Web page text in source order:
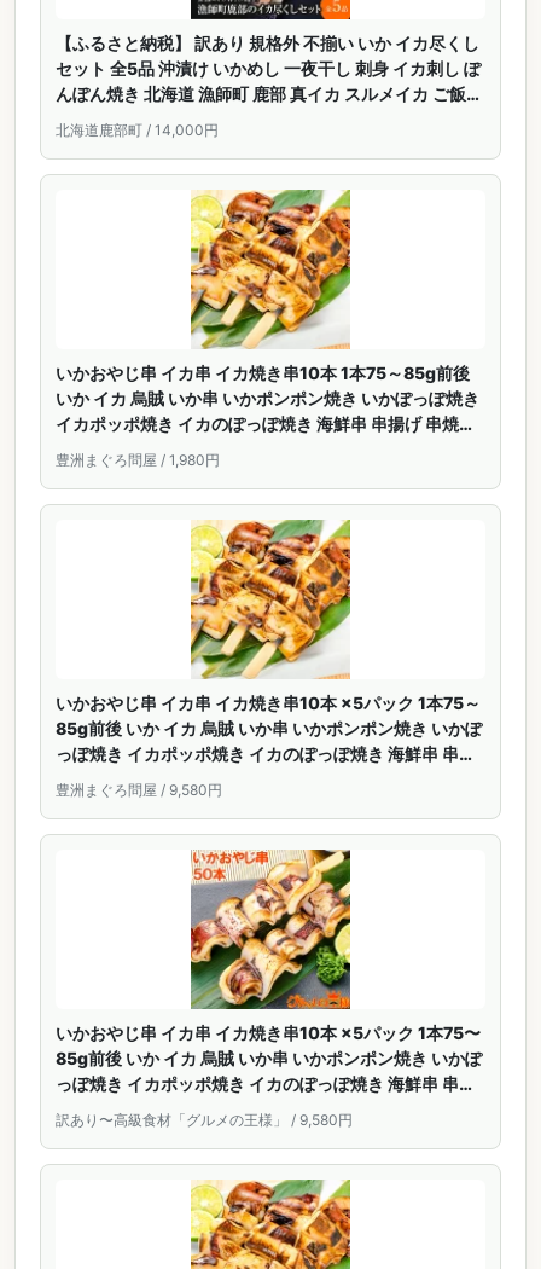
【ふるさと納税】 訳あり 規格外 不揃い いか イカ尽くし
セット 全5品 沖漬け いかめし 一夜干し 刺身 イカ刺し ぽ
んぽん焼き 北海道 漁師町 鹿部 真イカ スルメイカ ご飯の
お供 おつまみ 惣菜 冷凍 詰合せ お中元 お歳暮 プレゼン
ト 工場直送 発送時期が選べる 送料無料
北海道鹿部町 / 14,000円
いかおやじ串 イカ串 イカ焼き串10本 1本75～85g前後
いか イカ 烏賊 いか串 いかポンポン焼き いかぽっぽ焼き
イカポッポ焼き イカのぽっぽ焼き 海鮮串 串揚げ 串焼き
バーベキュー BBQ おでん 学園祭 お祭り 豊洲市場
豊洲まぐろ問屋 / 1,980円
いかおやじ串 イカ串 イカ焼き串10本 ×5パック 1本75～
85g前後 いか イカ 烏賊 いか串 いかポンポン焼き いかぽ
っぽ焼き イカポッポ焼き イカのぽっぽ焼き 海鮮串 串揚
げ 串焼き バーベキュー BBQ おでん 学園祭 お祭り 豊洲
市場
豊洲まぐろ問屋 / 9,580円
いかおやじ串 イカ串 イカ焼き串10本 ×5パック 1本75〜
85g前後 いか イカ 烏賊 いか串 いかポンポン焼き いかぽ
っぽ焼き イカポッポ焼き イカのぽっぽ焼き 海鮮串 串揚
げ 串焼き バーベキュー BBQ おでん 学園祭 お祭り 築地
市場 豊洲市場 ギフト
訳あり〜高級食材「グルメの王様」 / 9,580円